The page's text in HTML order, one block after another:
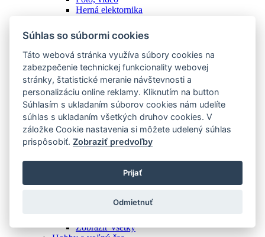
Herná elektornika
Malé spotrebiče
Mobilné telefóny
Notebooky, tablety, čítačky
Ostatné
Počítače, monitory
Príšlušenstvo
Televízory
Tlač, kancelária
Veľké spotrebiče
Zobraziť všetky
Potraviny
Podkategórie
Domáce plodiny
Zobraziť všetky
Súhlas so súbormi cookies
Táto webová stránka využíva súbory cookies na
zabezpečenie technickej funkcionality webovej
stránky, štatistické meranie návštevnosti a
personalizáciu online reklamy. Kliknutím na button
Súhlasím s ukladaním súborov cookies nám udelíte
súhlas s ukladaním všetkých druhov cookies. V
záložke Cookie nastavenia si môžete udelený súhlas
prispôsobiť.Zobraziť predvoľby
Prijať
Odmietnuť